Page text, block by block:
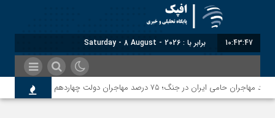
10:43:48 برابر با : Saturday - 8 August - 2026